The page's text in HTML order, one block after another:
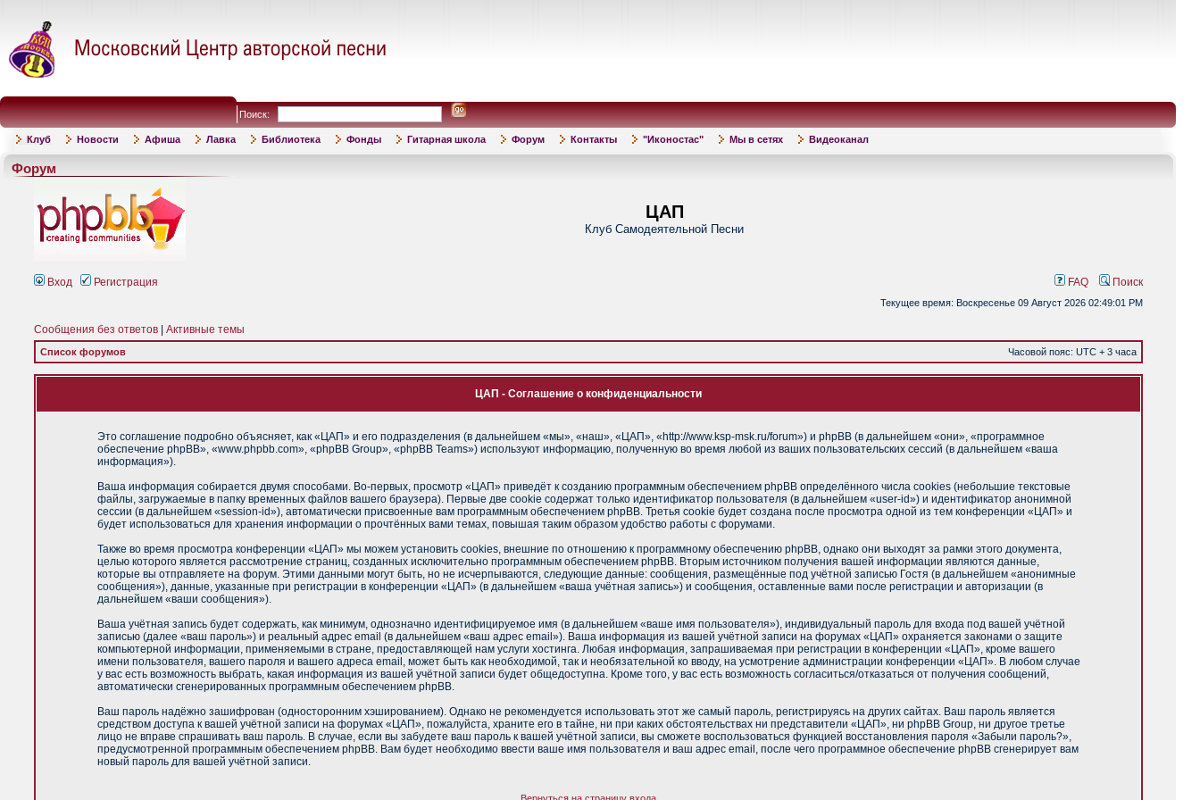
Поиск:
Клуб Новости Афиша Лавка Библиотека Фонды Гитарная школа Форум Контакты "Иконостас" Мы в сетях Видеоканал
Форум
ЦАП
Клуб Самодеятельной Песни
Вход Регистрация FAQ Поиск
Текущее время: Воскресенье 09 Август 2026 02:49:01 PM
Сообщения без ответов Активные темы
Список форумов Часовой пояс: UTC + 3 часа
ЦАП - Соглашение о конфиденциальности
Это соглашение подробно объясняет, как «ЦАП» и его подразделения (в дальнейшем «мы», «наш», «ЦАП», «http://www.ksp-msk.ru/forum») и phpBB (в дальнейшем «они», «программное
обеспечение phpBB», «www.phpbb.com», «phpBB Group», «phpBB Teams») используют информацию, полученную во время любой из ваших пользовательских сессий (в дальнейшем «ваша
информация»).
Ваша информация собирается двумя способами. Во-первых, просмотр «ЦАП» приведёт к созданию программным обеспечением phpBB определённого числа cookies (небольшие текстовые
файлы, загружаемые в папку временных файлов вашего браузера). Первые две cookie содержат только идентификатор пользователя (в дальнейшем «user-id») и идентификатор анонимной
сессии (в дальнейшем «session-id»), автоматически присвоенные вам программным обеспечением phpBB. Третья cookie будет создана после просмотра одной из тем конференции «ЦАП» и
будет использоваться для хранения информации о прочтённых вами темах, повышая таким образом удобство работы с форумами.
Также во время просмотра конференции «ЦАП» мы можем установить cookies, внешние по отношению к программному обеспечению phpBB, однако они выходят за рамки этого документа,
целью которого является рассмотрение страниц, созданных исключительно программным обеспечением phpBB. Вторым источником получения вашей информации являются данные,
которые вы отправляете на форум. Этими данными могут быть, но не исчерпываются, следующие данные: сообщения, размещённые под учётной записью Гостя (в дальнейшем «анонимные
сообщения»), данные, указанные при регистрации в конференции «ЦАП» (в дальнейшем «ваша учётная запись») и сообщения, оставленные вами после регистрации и авторизации (в
дальнейшем «ваши сообщения»).
Ваша учётная запись будет содержать, как минимум, однозначно идентифицируемое имя (в дальнейшем «ваше имя пользователя»), индивидуальный пароль для входа под вашей учётной
записью (далее «ваш пароль») и реальный адрес email (в дальнейшем «ваш адрес email»). Ваша информация из вашей учётной записи на форумах «ЦАП» охраняется законами о защите
компьютерной информации, применяемыми в стране, предоставляющей нам услуги хостинга. Любая информация, запрашиваемая при регистрации в конференции «ЦАП», кроме вашего
имени пользователя, вашего пароля и вашего адреса email, может быть как необходимой, так и необязательной ко вводу, на усмотрение администрации конференции «ЦАП». В любом случае
у вас есть возможность выбрать, какая информация из вашей учётной записи будет общедоступна. Кроме того, у вас есть возможность согласиться/отказаться от получения сообщений,
автоматически сгенерированных программным обеспечением phpBB.
Ваш пароль надёжно зашифрован (односторонним хэшированием). Однако не рекомендуется использовать этот же самый пароль, регистрируясь на других сайтах. Ваш пароль является
средством доступа к вашей учётной записи на форумах «ЦАП», пожалуйста, храните его в тайне, ни при каких обстоятельствах ни представители «ЦАП», ни phpBB Group, ни другое третье
лицо не вправе спрашивать ваш пароль. В случае, если вы забудете ваш пароль к вашей учётной записи, вы сможете воспользоваться функцией восстановления пароля «Забыли пароль?»,
предусмотренной программным обеспечением phpBB. Вам будет необходимо ввести ваше имя пользователя и ваш адрес email, после чего программное обеспечение phpBB сгенерирует вам
новый пароль для вашей учётной записи.